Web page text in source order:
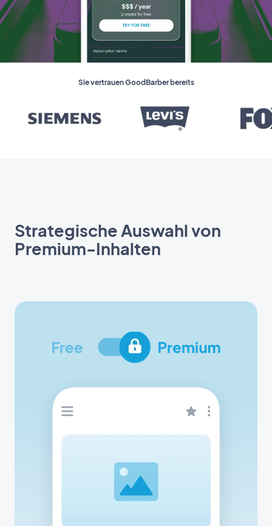
Sie vertrauen GoodBarber bereits
Strategische Auswahl von
Premium-Inhalten